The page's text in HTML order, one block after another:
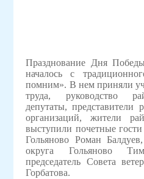
Празднование Дня
началось с
помним». В нем приняли
труда, руководство
депутаты,
организаций, жители
выступили почетные
Гольяново Роман
округа Гольяново
председатель Совета
Горбатова.